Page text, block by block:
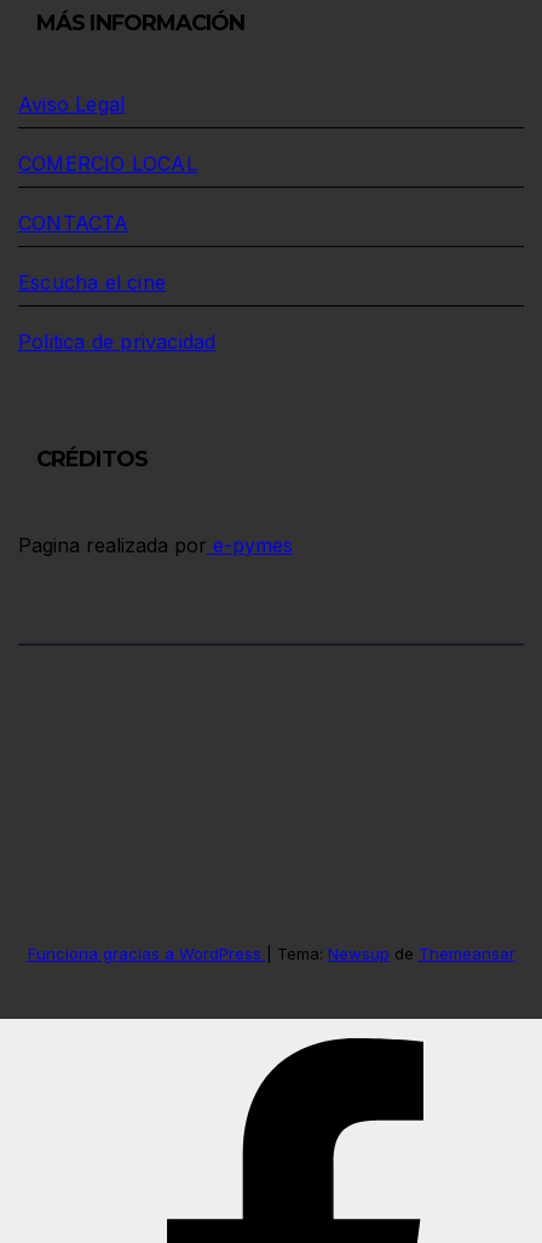
MÁS INFORMACIÓN
Aviso Legal
COMERCIO LOCAL
CONTACTA
Escucha el cine
Politica de privacidad
CRÉDITOS
Pagina realizada por e-pymes
Funciona gracias a WordPress Tema: Newsup de Themeansar